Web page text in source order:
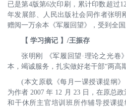
已是第4版第6次印刷，累计印数超过
年发展部、人民出版社会同作者张明
赠阅一万余本《军履回望》，受到全
【 学习摘记 】/王振存
张明刚 《军履回望·理论之光卷
本，竭诚服务，扎实做好老干部“两高
(本文原载《每月一课授课提纲》
为作者 2007 年 12 月 23 日，在原总
和干休所主官培训班所作辅导授课